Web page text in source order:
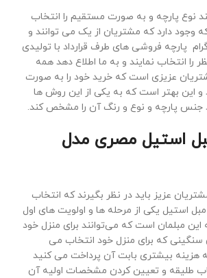
نوع پارچه و به صورت مستقیم را انتخاب
وجود دارد که مشتریان از یک می توانند و
پارچه فروشی های طرف قرارداد با تولیدی
را انتخاب نمایند و به ما اطلاع دهد همه
عزیزی است که خرید خود را به صورت
و این بهتر است که به یکی از این روش ها
جنس پارچه و نوع و رنگ آن را مشخص کند.
استیل مصری مدل
عزیز باید در نظر بگیرند که انتخاب
استیل یکی از مرحله ها و اولویت های اول
این مبلمان است که می‌توانند برای منزل خود
سنگینی که برای منزل خود انتخاب می
هزینه بیشتری بابت آن پرداخت می کنید
طلیقه و تعیین کردن مشخصات اولیه آن